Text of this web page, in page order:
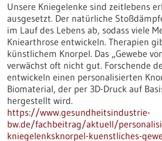
Unsere Kniegelenke sind zeitlebens
ausgesetzt. Der natürliche
im Lauf des Lebens ab, sodass viele
Kniearthrose entwickeln. Therapien
künstlichem Knorpel. Das „Gewebe
verwächst oft nicht gut. Forschende
entwickeln einen personalisierten
Biomaterial, der per 3D-Druck auf
hergestellt wird.
https://www.gesundheitsindustrie-
bw.de/fachbeitrag/aktuell/
kniegelenksknorpel-kuenstliches-